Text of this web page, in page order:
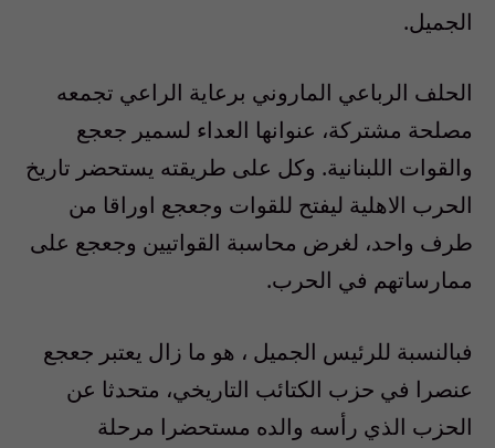
الجميل.
الحلف الرباعي الماروني برعاية الراعي تجمعه
مصلحة مشتركة، عنوانها العداء لسمير جعجع
والقوات اللبنانية. وكل على طريقته يستحضر تاريخ
الحرب الاهلية ليفتح للقوات وجعجع اوراقا من
طرف واحد، لغرض محاسبة القواتيين وجعجع على
ممارساتهم في الحرب.
فبالنسبة للرئيس الجميل ، هو ما زال يعتبر جعجع
عنصرا في حزب الكتائب التاريخي، متحدثا عن
الحزب الذي رأسه والده مستحضرا مرحلة